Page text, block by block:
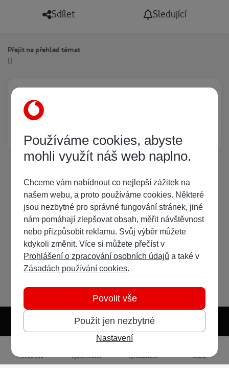
Sdílet Sledující
Přejít na přehled témat
Právě prohlíží tuto stránku
Žádný registrovaný uživatel si neprohlíží tuto stránku
Světlý režim Předvolba systému
Přihlásit se Vytvořit účet Vyhledávání Menu
Používáme cookies, abyste
mohli využít náš web naplno.
Chceme vám nabídnout co nejlepší zážitek na
našem webu, a proto používáme cookies. Některé
jsou nezbytné pro správné fungování stránek, jiné
nám pomáhají zlepšovat obsah, měřit návštěvnost
nebo přizpůsobit reklamu. Svůj výběr můžete
kdykoli změnit. Více si můžete přečíst v
Prohlášení o zpracování osobních údajů a také v
Zásadách používání cookies.
Použít jen nezbytné
Povolit vše
Nastavení